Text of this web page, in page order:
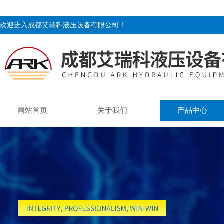
欢迎进入成都艾瑞科液压设备有限公司！
网站首页 关于我们 产品中心